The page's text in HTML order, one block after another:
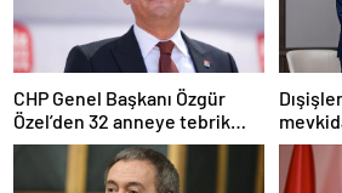
CHP Genel Başkanı Özgür
Özel’den 32 anneye tebrik
telefonu